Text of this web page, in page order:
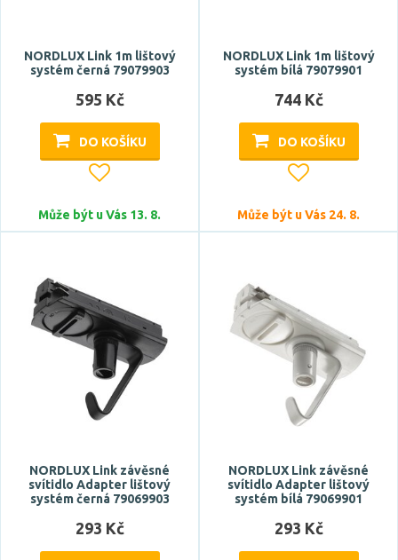
NORDLUX Link 1m lištový
systém černá 79079903
595 Kč
DO KOŠÍKU
Může být u Vás 13. 8.
NORDLUX Link 1m lištový
systém bílá 79079901
744 Kč
DO KOŠÍKU
Může být u Vás 24. 8.
NORDLUX Link závěsné
svítidlo Adapter lištový
systém černá 79069903
293 Kč
NORDLUX Link závěsné
svítidlo Adapter lištový
systém bílá 79069901
293 Kč